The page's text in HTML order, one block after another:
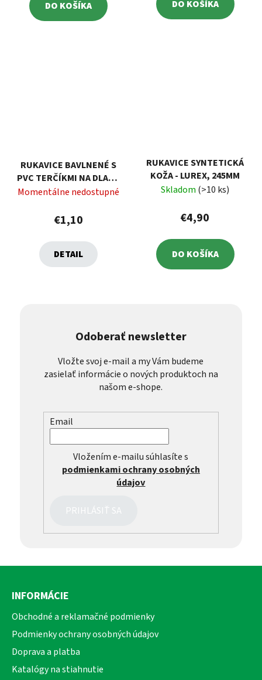
DO KOŠÍKA DO KOŠÍKA
RUKAVICE BAVLNENÉ S
PVC TERČÍKMI NA DLANI,
VEĽKOSŤ 10"
Momentálne nedostupné
€1,10
DETAIL
RUKAVICE SYNTETICKÁ
KOŽA - LUREX, 245MM
Skladom (>10 ks)
€4,90
DO KOŠÍKA
Odoberať newsletter
Vložte svoj e-mail a my Vám budeme
zasielať informácie o nových produktoch na
našom e-shope.
Email
Vložením e-mailu súhlasíte s
podmienkami ochrany osobných
údajov
PRIHLÁSIŤ SA
Z
INFORMÁCIE
Obchodné a reklamačné podmienky
Podmienky ochrany osobných údajov
Doprava a platba
Katalógy na stiahnutie